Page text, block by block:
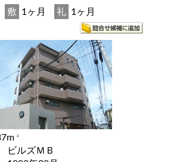
敷 1ヶ月 礼 1ヶ月
2
ビルズＭＢ